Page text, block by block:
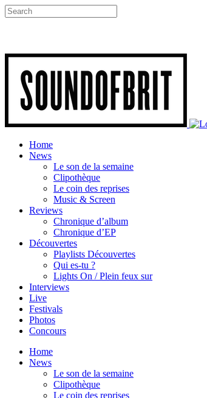
Home
News
Le son de la semaine
Clipothèque
Le coin des reprises
Music & Screen
Reviews
Chronique d’album
Chronique d’EP
Découvertes
Playlists Découvertes
Qui es-tu ?
Lights On / Plein feux sur
Interviews
Live
Festivals
Photos
Concours
Home
News
Le son de la semaine
Clipothèque
Le coin des reprises